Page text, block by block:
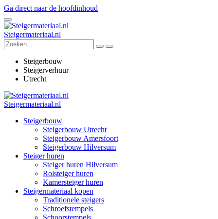
Ga direct naar de hoofdinhoud
Steigermateriaal.nl
Steigerbouw
Steigerverhuur
Utrecht
Steigermateriaal.nl
Steigerbouw
Steigerbouw Utrecht
Steigerbouw Amersfoort
Steigerbouw Hilversum
Steiger huren
Steiger huren Hilversum
Rolsteiger huren
Kamersteiger huren
Steigermateriaal kopen
Traditionele steigers
Schroefstempels
Schoorstempels